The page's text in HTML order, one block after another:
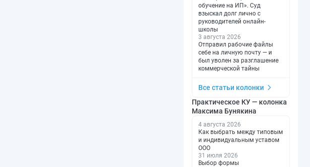
обучение на ИП». Суд
взыскал долг лично с
руководителей онлайн-
школы
3 августа 2026
Отправил рабочие файлы
себе на личную почту — и
был уволен за разглашение
коммерческой тайны
Все статьи колонки
Практическое КУ — колонка
Максима Бунякина
4 августа 2026
Как выбрать между типовым
и индивидуальным уставом
ООО
31 июля 2026
Выбор формы